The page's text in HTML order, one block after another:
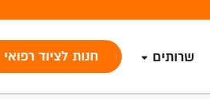
שרותים חנות לציוד רפואי